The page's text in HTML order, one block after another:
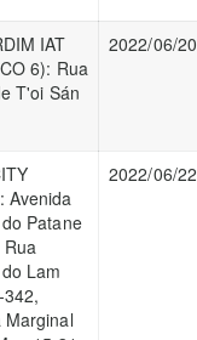
IAT
6): Rua
T'oi Sán
2022/06/20
Avenida
Patane
Lam
Marginal
2022/06/22